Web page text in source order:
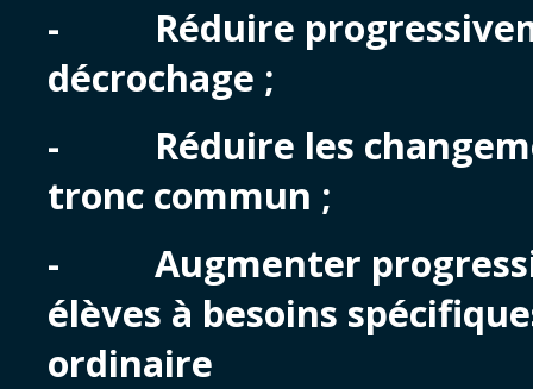
- Réduire
décrochage ;
- Réduire les
tronc commun ;
- Augmenter
élèves à besoins
ordinaire